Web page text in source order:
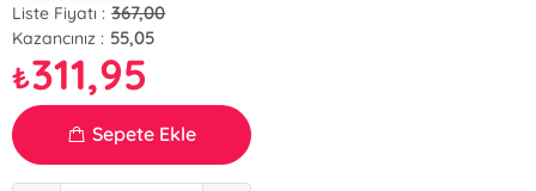
Liste Fiyatı : 367,00
Kazancınız : 55,05
₺311,95
Sepete Ekle